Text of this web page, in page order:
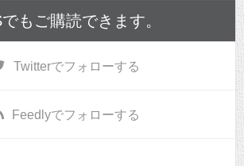
もご購読できます。
Twitterでフォローする
Feedlyでフォローする